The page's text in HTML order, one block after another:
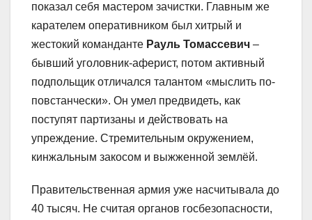
показал себя мастером зачистки. Главным же
карателем оперативником был хитрый и
жестокий команданте Рауль Томассевич –
бывший уголовник-аферист, потом активный
подпольщик отличался талантом «мыслить по-
повстанчески». Он умел предвидеть, как
поступят партизаны и действовать на
упреждение. Стремительным окружением,
кинжальным закосом и выжженной землёй.
Правительственная армия уже насчитывала до
40 тысяч. Не считая органов госбезопасности,